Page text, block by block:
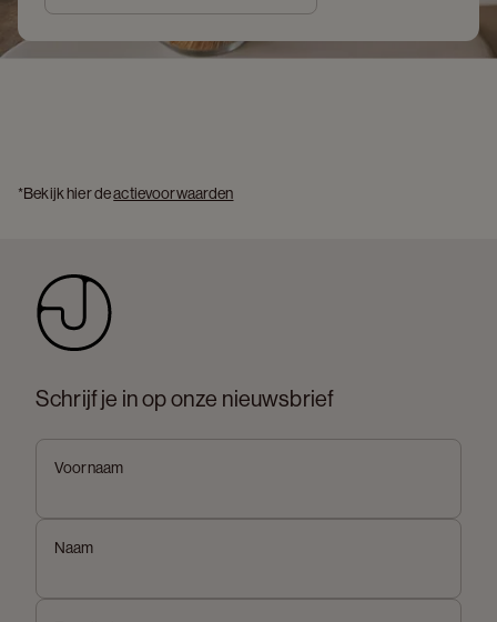
*Bekijk hier de actievoorwaarden
Schrijf je in op onze nieuwsbrief
Voornaam
Naam